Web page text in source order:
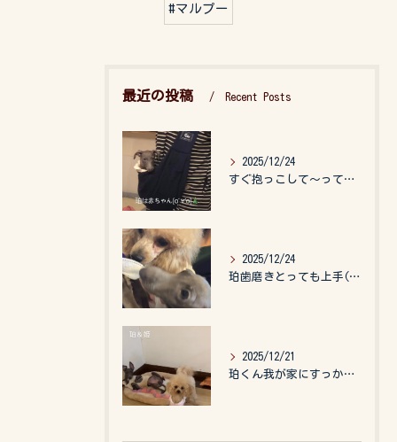
#マルプー
最近の投稿 Recent Posts
2025/12/24
すぐ抱っこして〜って言うので、抱っこ紐に入れてゆらゆら☺️
2025/12/24
珀歯磨きとっても上手(о´∀`о)
2025/12/21
珀くん我が家にすっかりなれて、キッズのお世話もしてくれて、今...